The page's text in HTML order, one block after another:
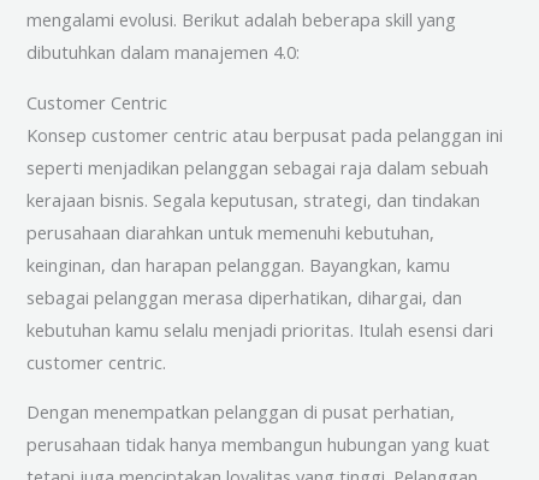
mengalami evolusi. Berikut adalah beberapa skill yang
dibutuhkan dalam manajemen 4.0:
Customer Centric
Konsep customer centric atau berpusat pada pelanggan ini
seperti menjadikan pelanggan sebagai raja dalam sebuah
kerajaan bisnis. Segala keputusan, strategi, dan tindakan
perusahaan diarahkan untuk memenuhi kebutuhan,
keinginan, dan harapan pelanggan. Bayangkan, kamu
sebagai pelanggan merasa diperhatikan, dihargai, dan
kebutuhan kamu selalu menjadi prioritas. Itulah esensi dari
customer centric.
Dengan menempatkan pelanggan di pusat perhatian,
perusahaan tidak hanya membangun hubungan yang kuat